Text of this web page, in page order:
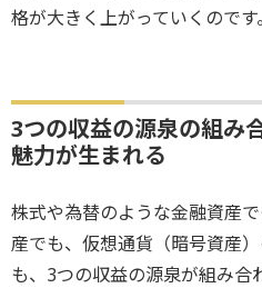
格が大きく上がっていくのです。
3つの収益の源泉の組み
魅力が生まれる
株式や為替のような金融資産
産でも、仮想通貨（暗号資産
も、3つの収益の源泉が組み